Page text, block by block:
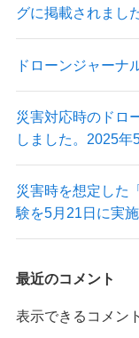
導入実績
出展情報
実証実験
掲載記事
Blog
グに掲載されまし
ドローンジャーナ
災害対応時のドロ
しました。2025年
災害時を想定した
験を5月21日に実施
最近のコメント
表示できるコメン